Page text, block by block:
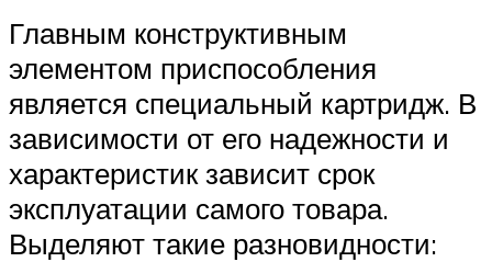
Главным конструктивным
элементом приспособления
является специальный картридж. В
зависимости от его надежности и
характеристик зависит срок
эксплуатации самого товара.
Выделяют такие разновидности: